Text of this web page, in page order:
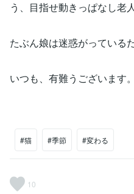
う、目指せ動きっぱなし老人
たぶん娘は迷惑がっている
いつも、有難うございます。
#猫 #季節 #変わる
10